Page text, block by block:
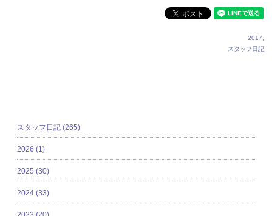
2017
スタッフ日記
スタッフ日記 (265)
2026 (1)
2025 (30)
2024 (33)